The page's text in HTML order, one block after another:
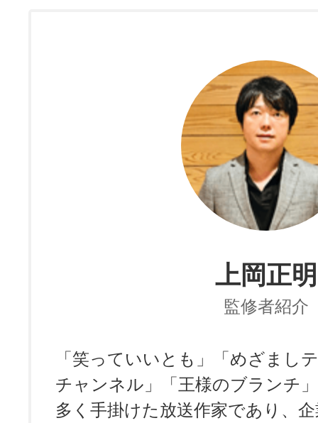
上岡正明
監修者紹介
「笑っていいとも」「めざまし
チャンネル」「王様のブランチ
多く手掛けた放送作家であり、